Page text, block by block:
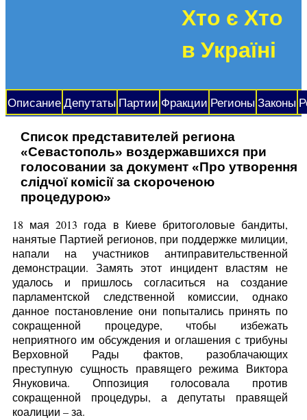
Хто є Хто
в Україні
Описание Депутаты Партии Фракции Регионы Законы
Список представителей региона
«Севастополь» воздержавшихся при
голосовании за документ «Про утворення
слідчої комісії за скороченою
процедурою»
18 мая 2013 года в Киеве бритоголовые бандиты,
нанятые Партией регионов, при поддержке милиции,
напали на участников антиправительственной
демонстрации. Замять этот инцидент властям не
удалось и пришлось согласиться на создание
парламентской следственной комиссии, однако
данное постановление они попытались принять по
сокращенной процедуре, чтобы избежать
неприятного им обсуждения и оглашения с трибуны
Верховной Рады фактов, разоблачающих
преступную сущность правящего режима Виктора
Януковича. Оппозиция голосовала против
сокращенной процедуры, а депутаты правящей
коалиции – за.